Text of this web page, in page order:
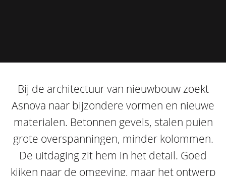
Bij de architectuur van nieuwbouw zoekt
Asnova naar bijzondere vormen en nieuwe
materialen. Betonnen gevels, stalen puien
grote overspanningen, minder kolommen.
De uitdaging zit hem in het detail. Goed
kijken naar de omgeving, maar het ontwerp